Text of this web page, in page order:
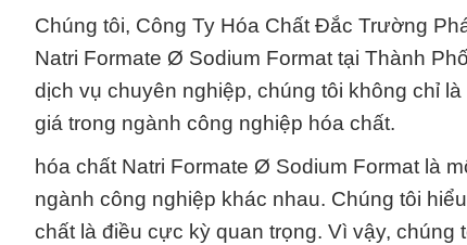
Chúng tôi, Công Ty Hóa Chất Đắc Trường
Natri Formate Ø Sodium Format tại Thành
dịch vụ chuyên nghiệp, chúng tôi không chỉ
giá trong ngành công nghiệp hóa chất.
hóa chất Natri Formate Ø Sodium Format là
ngành công nghiệp khác nhau. Chúng tôi
chất là điều cực kỳ quan trọng. Vì vậy,